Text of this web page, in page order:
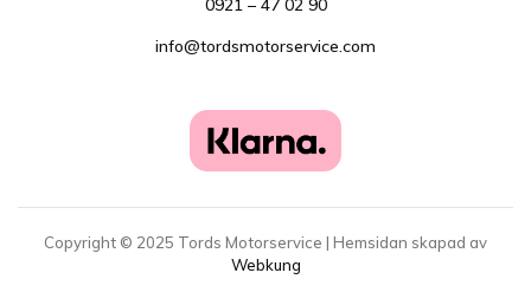
0921 – 47 02 90
info@tordsmotorservice.com
Copyright © 2025 Tords Motorservice | Hemsidan skapad av
Webkung